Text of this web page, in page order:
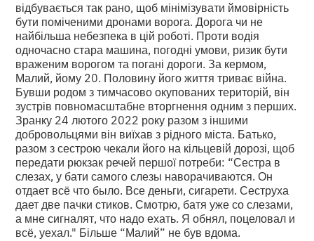
відбувається так рано, щоб мінімізувати ймовірність
бути поміченими дронами ворога. Дорога чи не
найбільша небезпека в цій роботі. Проти водія
одночасно стара машина, погодні умови, ризик бути
враженим ворогом та погані дороги. За кермом,
Малий, йому 20. Половину його життя триває війна.
Бувши родом з тимчасово окупованих територій, він
зустрів повномасштабне вторгнення одним з перших.
Зранку 24 лютого 2022 року разом з іншими
добровольцями він виїхав з рідного міста. Батько,
разом з сестрою чекали його на кільцевій дорозі, щоб
передати рюкзак речей першої потреби: “Сестра в
слезах, у бати самого слезы наворачиваются. Он
отдает всё что было. Все деньги, сигарети. Сеструха
дает две пачки стиков. Смотрю, батя уже со слезами,
а мне сигналят, что надо ехать. Я обнял, поцеловал и
всё, уехал." Більше “Малий” не був вдома.